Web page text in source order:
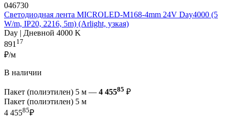
046730
Светодиодная лента MICROLED-M168-4mm 24V Day4000 (5
W/m, IP20, 2216, 5m) (Arlight, узкая)
Day | Дневной 4000 K
891 17
₽/м
В наличии
Пакет (полиэтилен) 5 м — 4 45585 ₽
Пакет (полиэтилен) 5 м
4 45585₽